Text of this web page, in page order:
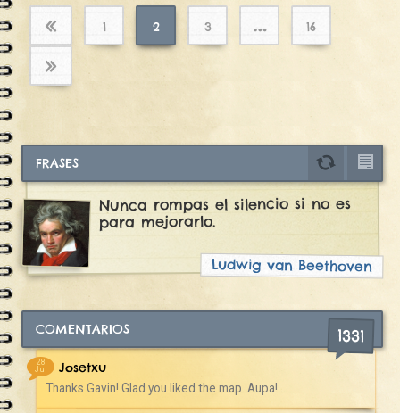
Paginación
de
entradas
« 1 2 3 … 16
»
FRASES
Nunca rompas el silencio si no es
para mejorarlo.
Ludwig van Beethoven
COMENTARIOS 1331
28
Jul
Josetxu
Thanks Gavin! Glad you liked the map. Aupa!...